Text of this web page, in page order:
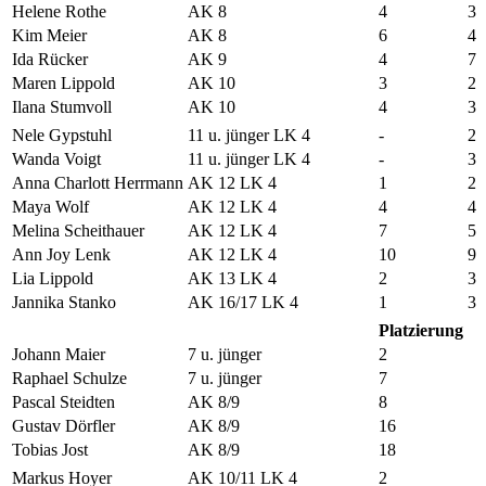
Helene Rothe AK 8 4 3
Kim Meier
AK 8 6 4
Ida Rücker
AK 9 4 7
Maren Lippold
AK 10 3 2
Ilana Stumvoll
AK 10 4 3
Nele Gypstuhl
11 u. jünger LK 4 - 2
Wanda Voigt
11 u. jünger LK 4 - 3
Anna Charlott Herrmann AK 12 LK 4 1 2
Maya Wolf
AK 12 LK 4 4 4
Melina Scheithauer
AK 12 LK 4 7 5
Ann Joy Lenk
AK 12 LK 4 10 9
Lia Lippold
AK 13 LK 4 2 3
Jannika Stanko
AK 16/17 LK 4 1 3
Platzierung
Johann Maier
7 u. jünger
2
Raphael Schulze
7 u. jünger
7
Pascal Steidten
AK 8/9
8
Gustav Dörfler
AK 8/9
16
Tobias Jost
AK 8/9
18
Markus Hoyer
AK 10/11 LK 4 2